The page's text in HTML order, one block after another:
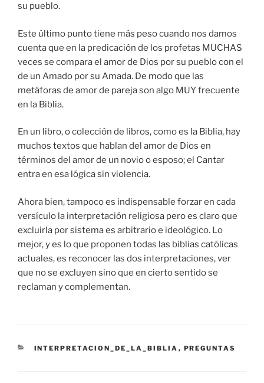
su pueblo.
Este último punto tiene más peso cuando nos damos
cuenta que en la predicación de los profetas MUCHAS
veces se compara el amor de Dios por su pueblo con el
de un Amado por su Amada. De modo que las
metáforas de amor de pareja son algo MUY frecuente
en la Biblia.
En un libro, o colección de libros, como es la Biblia, hay
muchos textos que hablan del amor de Dios en
términos del amor de un novio o esposo; el Cantar
entra en esa lógica sin violencia.
Ahora bien, tampoco es indispensable forzar en cada
versículo la interpretación religiosa pero es claro que
excluirla por sistema es arbitrario e ideológico. Lo
mejor, y es lo que proponen todas las biblias católicas
actuales, es reconocer las dos interpretaciones, ver
que no se excluyen sino que en cierto sentido se
reclaman y complementan.
CATEGORÍAS
INTERPRETACION_DE_LA_BIBLIA , PREGUNTAS